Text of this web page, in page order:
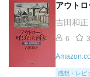
アウト
吉田和正
6
感想・レビ